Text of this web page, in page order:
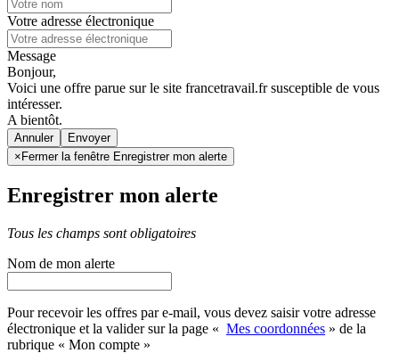
Votre adresse électronique
Message
Bonjour,
Voici une offre parue sur le site francetravail.fr susceptible de vous
intéresser.
A bientôt.
Annuler
× Fermer la fenêtre Enregistrer mon alerte
Enregistrer mon alerte
Tous les champs sont obligatoires
Nom de mon alerte
Pour recevoir les offres par e-mail, vous devez saisir votre adresse
électronique et la valider sur la page « Mes coordonnées » de la
rubrique « Mon compte »